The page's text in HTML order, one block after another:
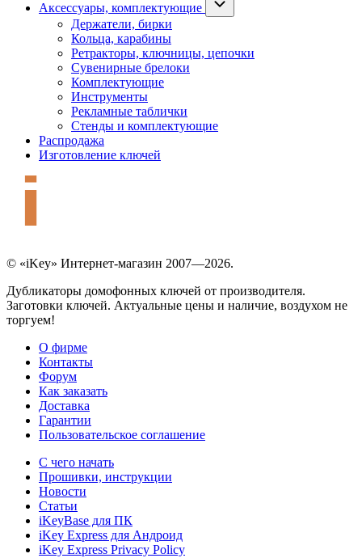
Аксессуары, комплектующие
Держатели, бирки
Кольца, карабины
Ретракторы, ключницы, цепочки
Сувенирные брелоки
Комплектующие
Инструменты
Рекламные таблички
Стенды и комплектующие
Распродажа
Изготовление ключей
© «iKey» Интернет-магазин 2007—2026.
Дубликаторы домофонных ключей от производителя.
Заготовки ключей. Актуальные цены и наличие, воздухом не
торгуем!
О фирме
Контакты
Форум
Как заказать
Доставка
Гарантии
Пользовательское соглашение
С чего начать
Прошивки, инструкции
Новости
Статьи
iKeyBase для ПК
iKey Express для Андроид
iKey Express Privacy Policy